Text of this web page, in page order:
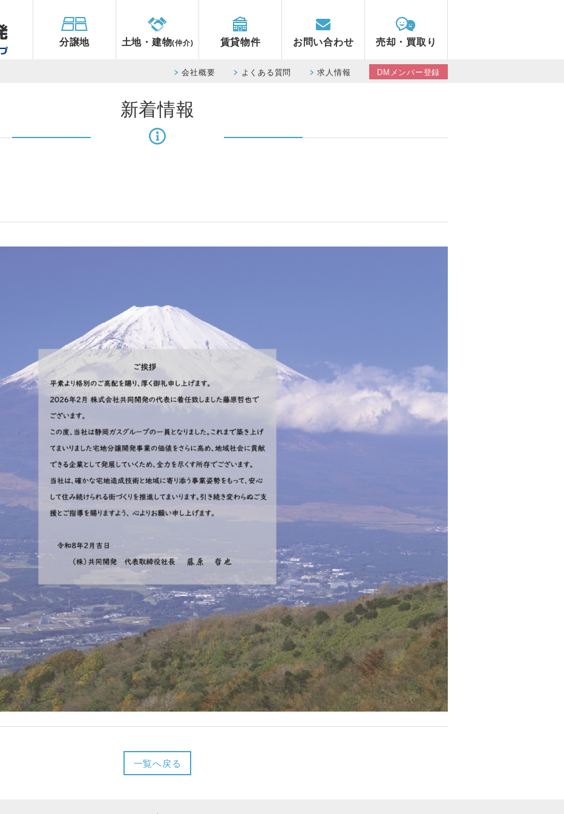
分譲地 土地・建物(仲介) 賃貸物件 お問い合わせ 売却・買取り
会社概要 よくある質問 求人情報 DMメンバー登録
新着情報
一覧へ戻る